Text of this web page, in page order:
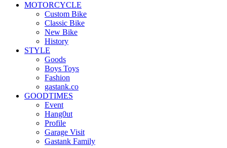
MOTORCYCLE
Custom Bike
Classic Bike
New Bike
History
STYLE
Goods
Boys Toys
Fashion
gastank.co
GOODTIMES
Event
Hang0ut
Profile
Garage Visit
Gastank Family